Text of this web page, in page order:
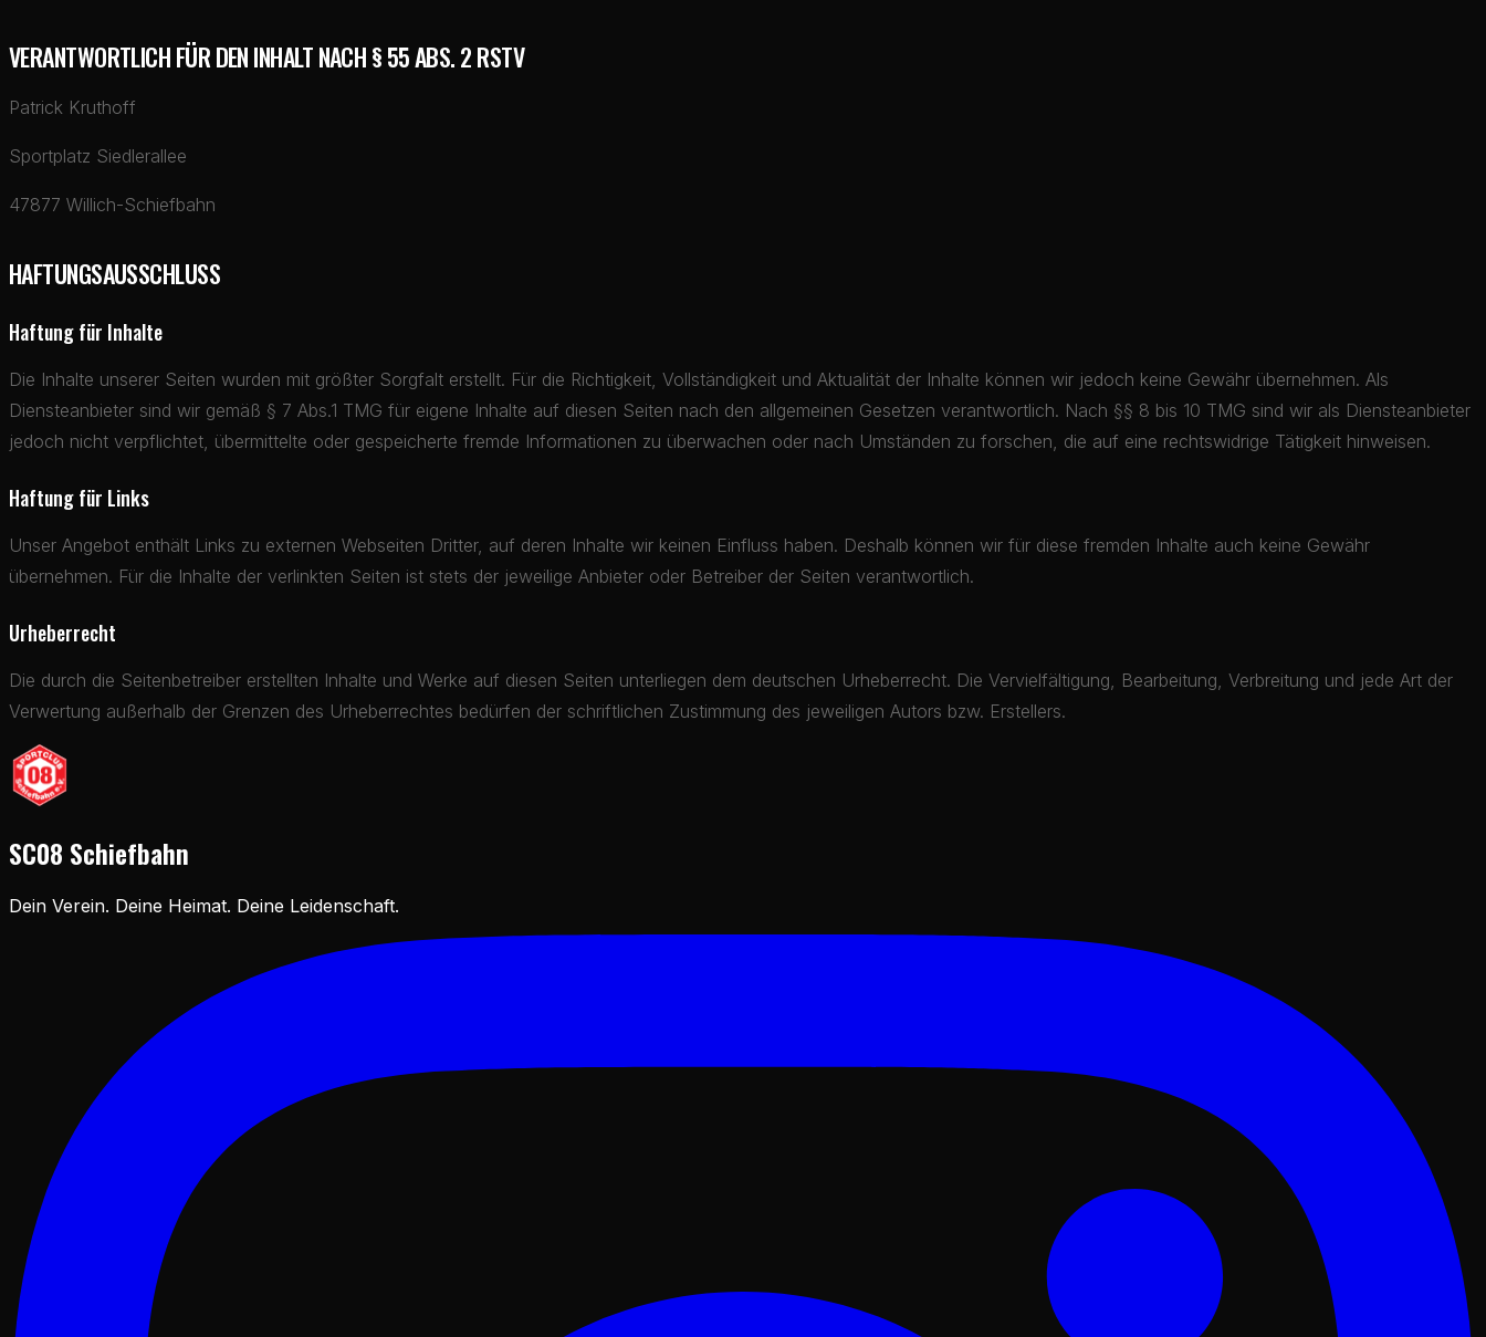
VERANTWORTLICH FÜR DEN INHALT NACH § 55 ABS. 2 RSTV
Patrick Kruthoff
Sportplatz Siedlerallee
47877 Willich-Schiefbahn
HAFTUNGSAUSSCHLUSS
Haftung für Inhalte
Die Inhalte unserer Seiten wurden mit größter Sorgfalt erstellt. Für die Richtigkeit, Vollständigkeit und Aktualität der Inhalte können wir jedoch keine Gewähr übernehmen. Als
Diensteanbieter sind wir gemäß § 7 Abs.1 TMG für eigene Inhalte auf diesen Seiten nach den allgemeinen Gesetzen verantwortlich. Nach §§ 8 bis 10 TMG sind wir als Diensteanbieter
jedoch nicht verpflichtet, übermittelte oder gespeicherte fremde Informationen zu überwachen oder nach Umständen zu forschen, die auf eine rechtswidrige Tätigkeit hinweisen.
Haftung für Links
Unser Angebot enthält Links zu externen Webseiten Dritter, auf deren Inhalte wir keinen Einfluss haben. Deshalb können wir für diese fremden Inhalte auch keine Gewähr
übernehmen. Für die Inhalte der verlinkten Seiten ist stets der jeweilige Anbieter oder Betreiber der Seiten verantwortlich.
Urheberrecht
Die durch die Seitenbetreiber erstellten Inhalte und Werke auf diesen Seiten unterliegen dem deutschen Urheberrecht. Die Vervielfältigung, Bearbeitung, Verbreitung und jede Art der
Verwertung außerhalb der Grenzen des Urheberrechtes bedürfen der schriftlichen Zustimmung des jeweiligen Autors bzw. Erstellers.
SC08 Schiefbahn
Dein Verein. Deine Heimat. Deine Leidenschaft.